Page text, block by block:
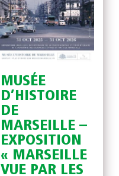
MUSÉE
D’HISTOIRE
DE
MARSEILLE –
EXPOSITION
« MARSEILLE
VUE PAR LES